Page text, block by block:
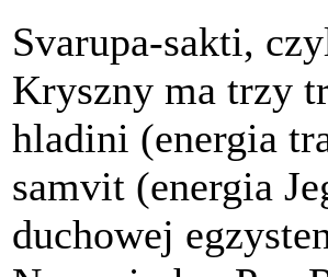
Svarupa-sakti,
Kryszny ma trzy
hladini (energia
samvit (energia
duchowej